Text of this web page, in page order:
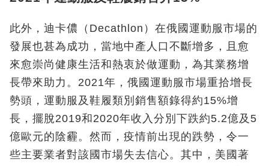
此外，迪卡儂（Decathlon）在俄國運動服市場的
發展也甚為成功，當地中產人口不斷增多，且愈
來愈崇尚健康生活和熱衷於做運動，為其業務增
長帶來助力。2021年，俄國運動服市場重拾增長
勢頭，運動服及鞋履類別銷售額錄得約15%增
長，擺脫2019和2020年收入分別下跌約5.2億及5
億歐元的陰霾。然而，疫情前出現的跌勢，令一
些主要業者對該國市場失去信心。其中，美國著